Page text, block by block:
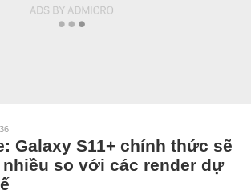
Galaxy S11+ chính thức sẽ
so với các render dự